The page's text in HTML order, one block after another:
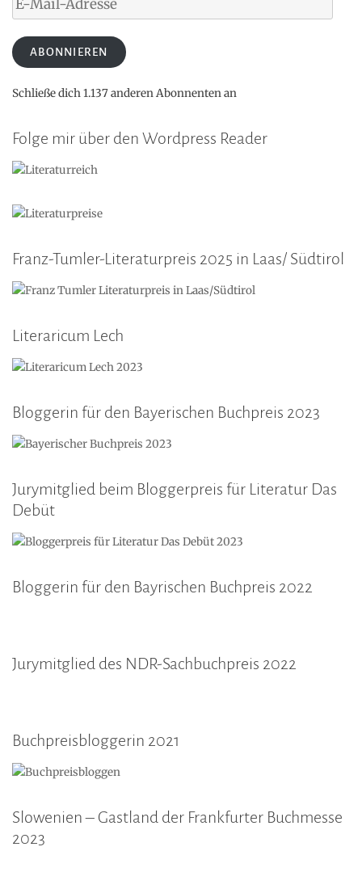
Mail-
Adresse
ABONNIEREN
Schließe dich 1.137 anderen Abonnenten an
Folge mir über den Wordpress Reader
Franz-Tumler-Literaturpreis 2025 in Laas/ Südtirol
Literaricum Lech
Bloggerin für den Bayerischen Buchpreis 2023
Jurymitglied beim Bloggerpreis für Literatur Das
Debüt
Bloggerin für den Bayrischen Buchpreis 2022
Jurymitglied des NDR-Sachbuchpreis 2022
Buchpreisbloggerin 2021
Slowenien – Gastland der Frankfurter Buchmesse
2023